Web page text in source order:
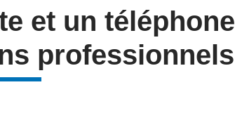
et un
professionnels